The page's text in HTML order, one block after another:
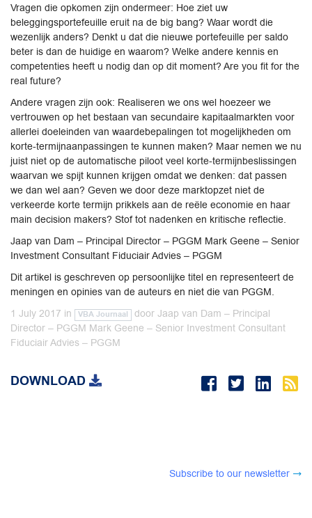
Vragen die opkomen zijn ondermeer: Hoe ziet uw
beleggingsportefeuille eruit na de big bang? Waar wordt die
wezenlijk anders? Denkt u dat die nieuwe portefeuille per saldo
beter is dan de huidige en waarom? Welke andere kennis en
competenties heeft u nodig dan op dit moment? Are you fit for the
real future?
Andere vragen zijn ook: Realiseren we ons wel hoezeer we
vertrouwen op het bestaan van secundaire kapitaalmarkten voor
allerlei doeleinden van waardebepalingen tot mogelijkheden om
korte-termijnaanpassingen te kunnen maken? Maar nemen we nu
juist niet op de automatische piloot veel korte-termijnbeslissingen
waarvan we spijt kunnen krijgen omdat we denken: dat passen
we dan wel aan? Geven we door deze marktopzet niet de
verkeerde korte termijn prikkels aan de reële economie en haar
main decision makers? Stof tot nadenken en kritische reflectie.
Jaap van Dam – Principal Director – PGGM Mark Geene – Senior
Investment Consultant Fiduciair Advies – PGGM
Dit artikel is geschreven op persoonlijke titel en representeert de
meningen en opinies van de auteurs en niet die van PGGM.
1 July 2017 in VBA Journaal doorJaap van Dam – Principal
Director – PGGM Mark Geene – Senior Investment Consultant
Fiduciair Advies – PGGM
DOWNLOAD
Subscribe to our newsletter